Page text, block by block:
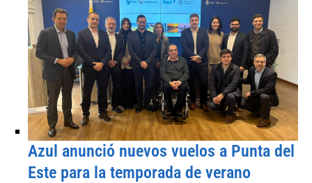
Azul anunció nuevos vuelos a Punta del
Este para la temporada de verano